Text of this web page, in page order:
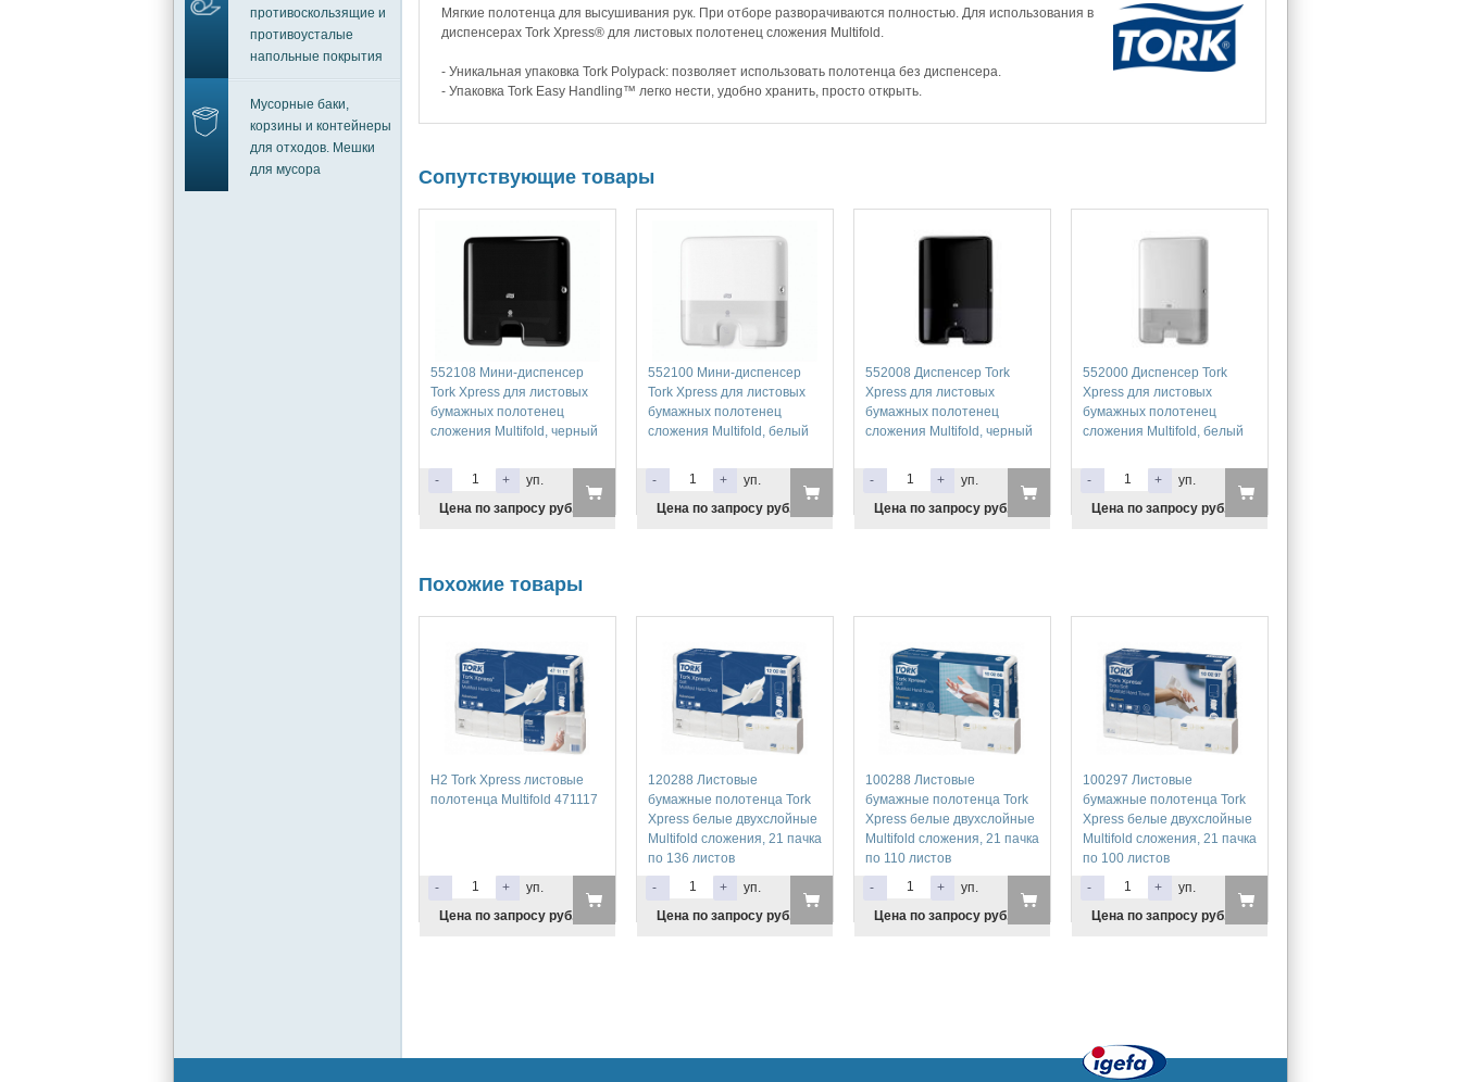
противоскользящие и
противоусталые
напольные покрытия
Мусорные баки,
корзины и контейнеры
для отходов. Мешки
для мусора
Мягкие полотенца для высушивания рук. При отборе разворачиваются полностью. Для использования в
диспенсерах Tork Xpress® для листовых полотенец сложения Multifold.
- Уникальная упаковка Tork Polypack: позволяет использовать полотенца без диспенсера.
- Упаковка Tork Easy Handling™ легко нести, удобно хранить, просто открыть.
Сопутствующие товары
552108 Мини-диспенсер
Tork Xpress для листовых
бумажных полотенец
сложения Multifold, черный
- +
уп.
Цена по запросу руб.
552100 Мини-диспенсер
Tork Xpress для листовых
бумажных полотенец
сложения Multifold, белый
- +
уп.
Цена по запросу руб.
552008 Диспенсер Tork
Xpress для листовых
бумажных полотенец
сложения Multifold, черный
- +
уп.
Цена по запросу руб.
552000 Диспенсер Tork
Xpress для листовых
бумажных полотенец
сложения Multifold, белый
- +
уп.
Цена по запросу руб.
Похожие товары
H2 Tork Xpress листовые
полотенца Multifold 471117
- +
уп.
Цена по запросу руб.
120288 Листовые
бумажные полотенца Tork
Xpress белые двухслойные
Multifold сложения, 21 пачка
по 136 листов
-
+
уп.
Цена по запросу руб.
100288 Листовые
бумажные полотенца Tork
Xpress белые двухслойные
Multifold сложения, 21 пачка
по 110 листов
-
+
уп.
Цена по запросу руб.
100297 Листовые
бумажные полотенца Tork
Xpress белые двухслойные
Multifold сложения, 21 пачка
по 100 листов
-
+
уп.
Цена по запросу руб.